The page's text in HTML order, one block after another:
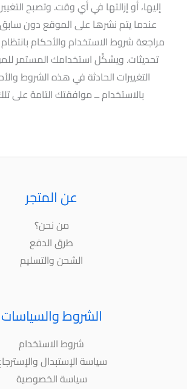
إليها، أو إزالتها في أي وقت. وتصبح
عندما يتم نشرها على الموقع دون
مراجعة شروط الاستخدام والأحكام
تحديثات. ويشكِّل استخدامك المستمر
التغييرات الحادثة في هذه الشروط
بالاستخدام ــ موافقتك التامة على
عن المتجر
من نحن؟
طرق الدفع
الشحن والتسليم
الشروط والسياسات
شروط الاستخدام
سياسة الإستبدال
سياسة الخصوصية